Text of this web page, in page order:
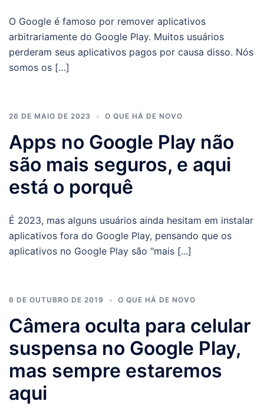
O Google é famoso por remover aplicativos
arbitrariamente do Google Play. Muitos usuários
perderam seus aplicativos pagos por causa disso. Nós
somos os […]
26 DE MAIO DE 2023 O QUE HÁ DE NOVO
Apps no Google Play não
são mais seguros, e aqui
está o porquê
É 2023, mas alguns usuários ainda hesitam em instalar
aplicativos fora do Google Play, pensando que os
aplicativos no Google Play são "mais [...]
6 DE OUTUBRO DE 2019 O QUE HÁ DE NOVO
Câmera oculta para celular
suspensa no Google Play,
mas sempre estaremos
aqui